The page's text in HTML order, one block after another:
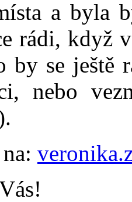
a byla
rádi, když
by se ještě
nebo